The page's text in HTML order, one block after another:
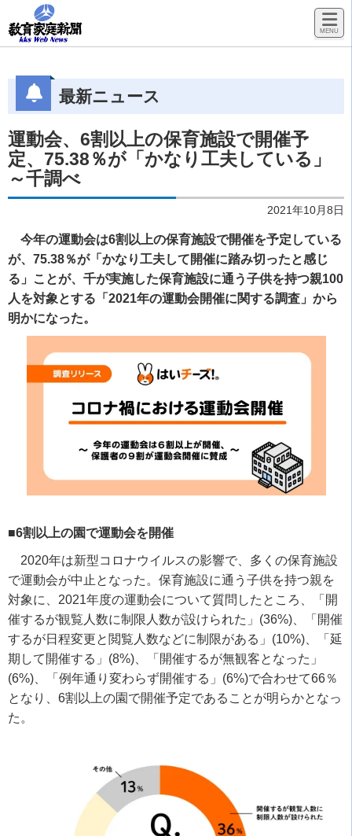
最新ニュース
運動会、6割以上の保育施設で開催予
定、75.38％が「かなり工夫している」
～千調べ
2021年10月8日
今年の運動会は6割以上の保育施設で開催を予定している
が、75.38％が「かなり工夫して開催に踏み切ったと感じ
る」ことが、千が実施した保育施設に通う子供を持つ親100
人を対象とする「2021年の運動会開催に関する調査」から
明かになった。
■6割以上の園で運動会を開催
2020年は新型コロナウイルスの影響で、多くの保育施設
で運動会が中止となった。保育施設に通う子供を持つ親を
対象に、 2021年度の運動会について質問したところ、「開
催するが観覧人数に制限人数が設けられた」 (36%) 、「開催
するが日程変更と閲覧人数などに制限がある」 (10%) 、「延
期して開催する」 (8%) 、「開催するが無観客となった」
(6%) 、「例年通り変わらず開催する」 (6%)で合わせて66％
となり、 6割以上の園で開催予定であることが明らかとなっ
た。